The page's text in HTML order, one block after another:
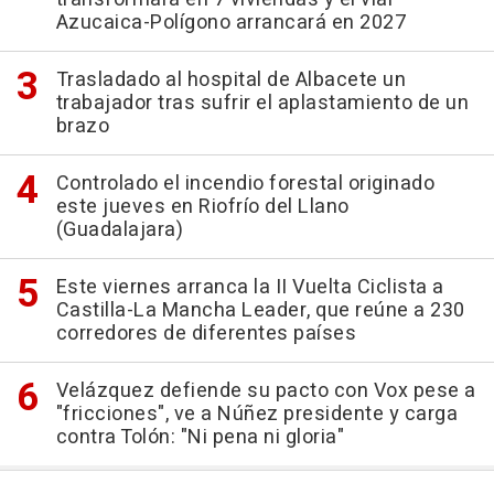
Azucaica-Polígono arrancará en 2027
Trasladado al hospital de Albacete un
trabajador tras sufrir el aplastamiento de un
brazo
Controlado el incendio forestal originado
este jueves en Riofrío del Llano
(Guadalajara)
Este viernes arranca la II Vuelta Ciclista a
Castilla-La Mancha Leader, que reúne a 230
corredores de diferentes países
Velázquez defiende su pacto con Vox pese a
"fricciones", ve a Núñez presidente y carga
contra Tolón: "Ni pena ni gloria"